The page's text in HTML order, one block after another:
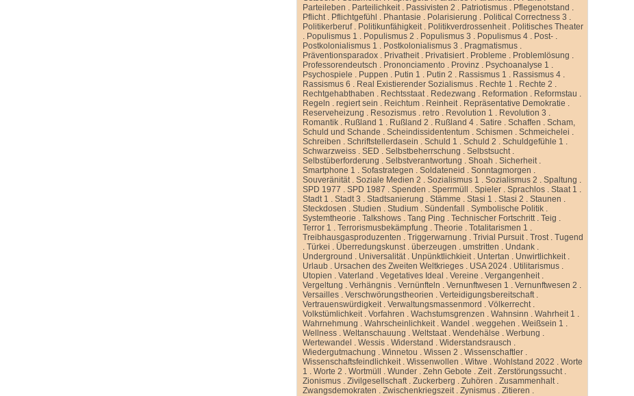
Parteileben . Parteilichkeit. Passivisten 2 . Patriotismus . Pflegenotstand .
Pflicht. Pflichtgefühl . Phantasie . Polarisierung . Political Correctness 3 .
Politikerberuf. Politikunfähigkeit. Politikverdrossenheit. Politisches Theater
. Populismus 1 . Populismus 2 . Populismus 3 . Populismus 4 . Post- .
Postkolonialismus 1 . Postkolonialismus 3 . Pragmatismus .
Präventionsparadox . Privatheit. Privatisiert. Probleme . Problemlösung .
Professorendeutsch . Prononciamento . Provinz . Psychoanalyse 1 .
Psychospiele . Puppen . Putin 1 . Putin 2 . Rassismus 1 . Rassismus 4 .
Rassismus 6 . Real Existierender Sozialismus . Rechte 1 . Rechte 2 .
Rechtgehabthaben . Rechtsstaat. Redezwang . Reformation . Reformstau .
Regeln .regiert sein . Reichtum . Reinheit. Repräsentative Demokratie .
Reserveheizung . Resozismus .retro . Revolution 1 . Revolution 3 .
Romantik . Rußland 1 . Rußland 2 . Rußland 4 .Satire .Schaffen .Scham,
Schuld und Schande .Scheindissidententum .Schismen .Schmeichelei .
Schreiben .Schriftstellerdasein .Schuld 1 .Schuld 2 .Schuldgefühle 1 .
Schwarzweiss .SED .Selbstbeherrschung .Selbstsucht.
Selbstüberforderung .Selbstverantwortung .Shoah .Sicherheit.
Smartphone 1 .Sofastrategen .Soldateneid .Sonntagmorgen .
Souveränität.Soziale Medien 2 .Sozialismus 1 .Sozialismus 2 .Spaltung .
SPD 1977 .SPD 1987 .Spenden .Sperrmüll .Spieler .Sprachlos .Staat 1 .
Stadt 1 .Stadt 3 .Stadtsanierung .Stämme .Stasi 1 .Stasi 2 .Staunen .
Steckdosen .Studien .Studium .Sündenfall .Symbolische Politik .
Systemtheorie .Talkshows .Tang Ping .Technischer Fortschritt.Teig .
Terror 1 .Terrorismusbekämpfung .Theorie .Totalitarismen 1 .
Treibhausgasproduzenten .Triggerwarnung .Trivial Pursuit.Trost.Tugend
.Türkei . Überredungskunst.überzeugen .umstritten . Undank .
Underground . Universalität. Unpünktlichkieit. Untertan . Unwirtlichkeit.
Urlaub . Ursachen des Zweiten Weltkrieges . USA 2024 . Utilitarismus .
Utopien .Vaterland .Vegetatives Ideal .Vereine .Vergangenheit.
Vergeltung .Verhängnis .Vernünfteln .Vernunftwesen 1 .Vernunftwesen 2 .
Versailles .Verschwörungstheorien .Verteidigungsbereitschaft.
Vertrauenswürdigkeit.Verwaltungsmassenmord .Völkerrecht.
Volkstümlichkeit.Vorfahren .Wachstumsgrenzen .Wahnsinn .Wahrheit 1 .
Wahrnehmung .Wahrscheinlichkeit.Wandel .weggehen .Weißsein 1 .
Wellness .Weltanschauung .Weltstaat.Wendehälse .Werbung .
Wertewandel .Wessis .Widerstand .Widerstandsrausch .
Wiedergutmachung .Winnetou .Wissen 2 .Wissenschaftler .
Wissenschaftsfeindlichkeit.Wissenwollen .Witwe .Wohlstand 2022 .Worte
1 .Worte 2 .Wortmüll .Wunder .Zehn Gebote .Zeit.Zerstörungssucht.
Zionismus .Zivilgesellschaft.Zuckerberg .Zuhören .Zusammenhalt.
Zwangsdemokraten .Zwischenkriegszeit.Zynismus .Zitieren .